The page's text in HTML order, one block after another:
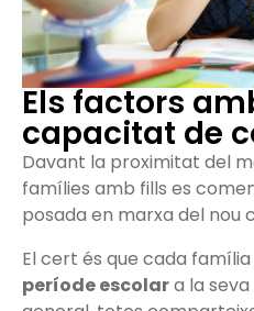
Els factors
capacitat de
Davant la proximitat del
famílies amb fills es
posada en marxa del nou
El cert és que cada
període escolara la